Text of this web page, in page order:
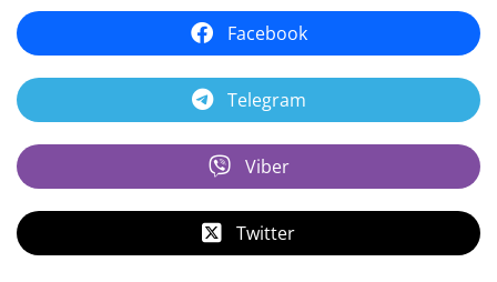
Facebook
Telegram
Viber
Twitter